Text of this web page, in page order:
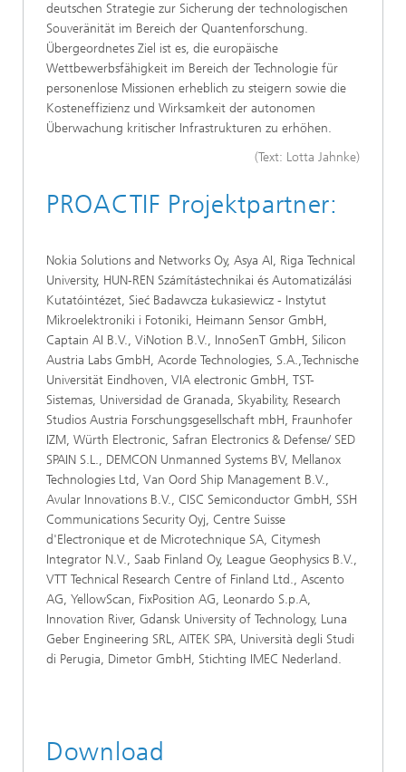
deutschen Strategie zur Sicherung der technologischen
Souveränität im Bereich der Quantenforschung.
Übergeordnetes Ziel ist es, die europäische
Wettbewerbsfähigkeit im Bereich der Technologie für
personenlose Missionen erheblich zu steigern sowie die
Kosteneffizienz und Wirksamkeit der autonomen
Überwachung kritischer Infrastrukturen zu erhöhen.
(Text: Lotta Jahnke)
PROACTIF Projektpartner:
Nokia Solutions and Networks Oy, Asya AI, Riga Technical
University, HUN-REN Számítástechnikai és Automatizálási
Kutatóintézet, Sieć Badawcza Łukasiewicz - Instytut
Mikroelektroniki i Fotoniki, Heimann Sensor GmbH,
Captain AI B.V., ViNotion B.V., InnoSenT GmbH, Silicon
Austria Labs GmbH, Acorde Technologies, S.A.,Technische
Universität Eindhoven, VIA electronic GmbH, TST-
Sistemas, Universidad de Granada, Skyability, Research
Studios Austria Forschungsgesellschaft mbH, Fraunhofer
IZM, Würth Electronic, Safran Electronics & Defense/ SED
SPAIN S.L., DEMCON Unmanned Systems BV, Mellanox
Technologies Ltd, Van Oord Ship Management B.V.,
Avular Innovations B.V., CISC Semiconductor GmbH, SSH
Communications Security Oyj, Centre Suisse
d'Electronique et de Microtechnique SA, Citymesh
Integrator N.V., Saab Finland Oy, League Geophysics B.V.,
VTT Technical Research Centre of Finland Ltd., Ascento
AG, YellowScan, FixPosition AG, Leonardo S.p.A,
Innovation River, Gdansk University of Technology, Luna
Geber Engineering SRL, AITEK SPA, Università degli Studi
di Perugia, Dimetor GmbH, Stichting IMEC Nederland.
Download